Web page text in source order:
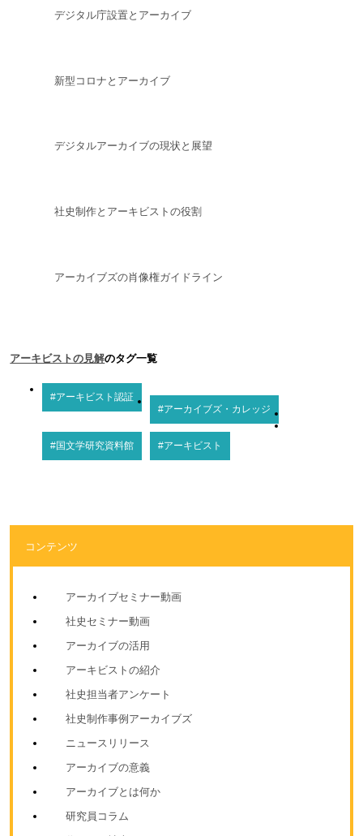
デジタル庁設置とアーカイブ
新型コロナとアーカイブ
デジタルアーカイブの現状と展望
社史制作とアーキビストの役割
アーカイブズの肖像権ガイドライン
アーキビストの見解のタグ一覧
#アーキビスト認証
#アーカイブズ・カレッジ
#国文学研究資料館 #アーキビスト
コンテンツ
アーカイブセミナー動画
社史セミナー動画
アーカイブの活用
アーキビストの紹介
社史担当者アンケート
社史制作事例アーカイブズ
ニュースリリース
アーカイブの意義
アーカイブとは何か
研究員コラム